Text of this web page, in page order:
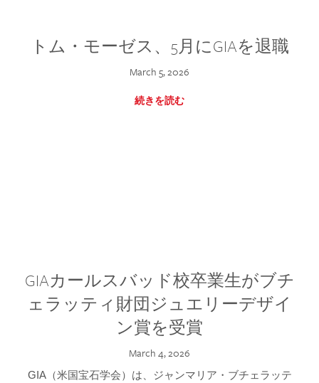
トム・モーゼス、5月にGIAを退職
March 5, 2026
続きを読む
GIAカールスバッド校卒業生がブチ
ェラッティ財団ジュエリーデザイ
ン賞を受賞
March 4, 2026
GIA（米国宝石学会）は、ジャンマリア・ブチェラッテ